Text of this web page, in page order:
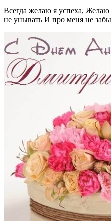
Всегда желаю я успеха,
не унывать И про меня не